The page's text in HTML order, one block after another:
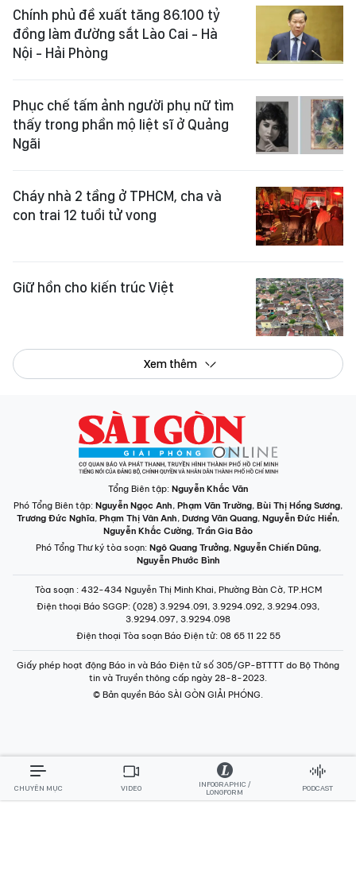
Chính phủ đề xuất tăng 86.100 tỷ
đồng làm đường sắt Lào Cai - Hà
Nội - Hải Phòng
Phục chế tấm ảnh người phụ nữ tìm
thấy trong phần mộ liệt sĩ ở Quảng
Ngãi
Cháy nhà 2 tầng ở TPHCM, cha và
con trai 12 tuổi tử vong
Giữ hồn cho kiến trúc Việt
Xem thêm
Tổng Biên tập: Nguyễn Khắc Văn
Phó Tổng Biên tập: Nguyễn Ngọc Anh, Phạm Văn Trường, Bùi Thị Hồng Sương,
Trương Đức Nghĩa, Phạm Thị Vân Anh, Dương Văn Quang, Nguyễn Đức Hiển,
Nguyễn Khắc Cường, Trần Gia Bảo
Phó Tổng Thư ký tòa soạn: Ngô Quang Trưởng, Nguyễn Chiến Dũng,
Nguyễn Phước Bình
Tòa soạn : 432-434 Nguyễn Thị Minh Khai, Phường Bàn Cờ, TP.HCM
Điện thoại Báo SGGP: (028) 3.9294.091, 3.9294.092, 3.9294.093,
3.9294.097, 3.9294.098
Điện thoại Tòa soạn Báo Điện tử: 08 65 11 22 55
Giấy phép hoạt động Báo in và Báo Điện tử số 305/GP-BTTTT do Bộ Thông
tin và Truyền thông cấp ngày 28-8-2023.
© Bản quyền Báo SÀI GÒN GIẢI PHÓNG.
CHUYÊN MỤC VIDEO
INFOGRAPHIC /
LONGFORM
PODCAST